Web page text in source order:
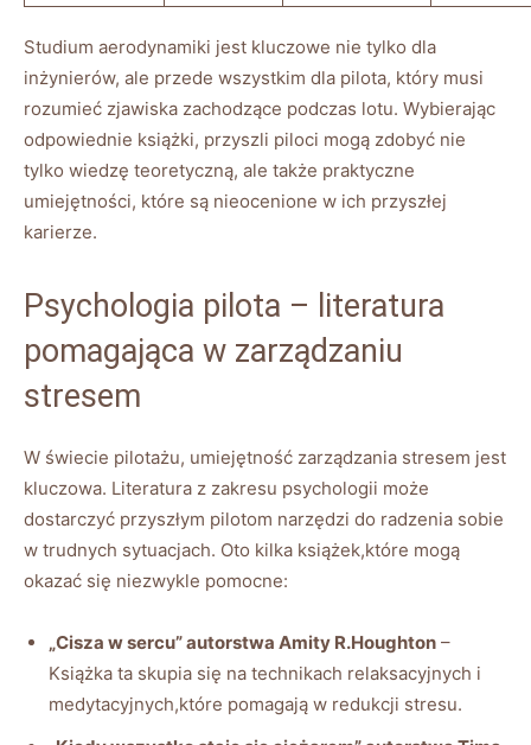
Studium aerodynamiki jest⁢ kluczowe nie tylko dla
inżynierów, ale przede wszystkim dla ⁢pilota, który musi
rozumieć zjawiska⁤ zachodzące podczas​ lotu. Wybierając
odpowiednie ‍książki, przyszli piloci mogą zdobyć​ nie
tylko wiedzę ‌teoretyczną, ale⁢ także praktyczne‌
umiejętności, które ​są nieocenione⁤ w ich przyszłej
karierze.
Psychologia‍ pilota – literatura
pomagająca w zarządzaniu
stresem
W świecie​ pilotażu, umiejętność zarządzania stresem jest⁤
kluczowa. Literatura z zakresu psychologii może
dostarczyć‍ przyszłym pilotom ⁢narzędzi do radzenia sobie
w trudnych sytuacjach. Oto kilka książek,które⁤ mogą
okazać się niezwykle pomocne:
„Cisza w sercu” autorstwa Amity R.Houghton –⁢
Książka ta skupia się na technikach⁢ relaksacyjnych i
medytacyjnych,które pomagają w redukcji stresu.